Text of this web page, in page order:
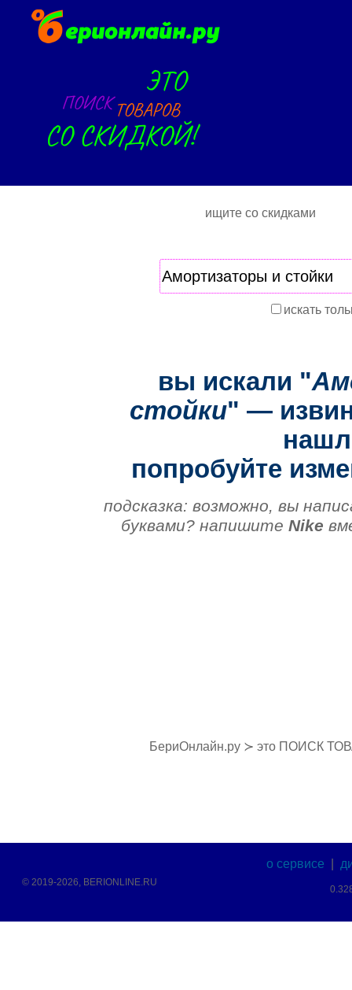
ищите со скидками
искать
вы искали "
стойки" —
попробуйте
подсказка: возможно, вы
буквами? напишите Nike
БериОнлайн.ру ≻ это ПОИСК
© 2019-2026, BERIONLINE.RU
о сервисе